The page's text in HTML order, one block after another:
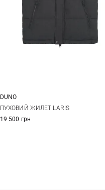
46 48
DUNO
ПУХОВИЙ ЖИЛЕТ LARIS
19 500 грн